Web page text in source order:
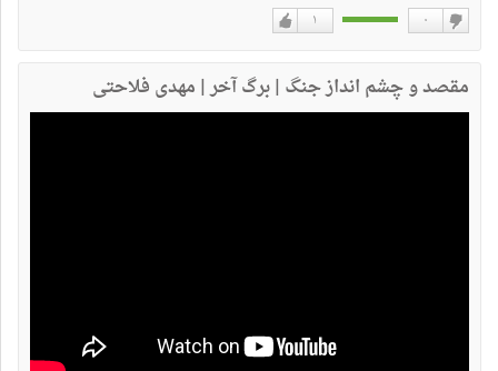
۱ ۰
مقصد و چشم انداز جنگ | برگ آخر | مهدی فلاحتی